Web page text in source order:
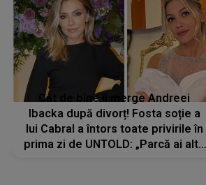
Cât de bine îi merge Andreei
Ibacka după divorț! Fosta soție a
lui Cabral a întors toate privirile în
prima zi de UNTOLD: „Parcă ai altă